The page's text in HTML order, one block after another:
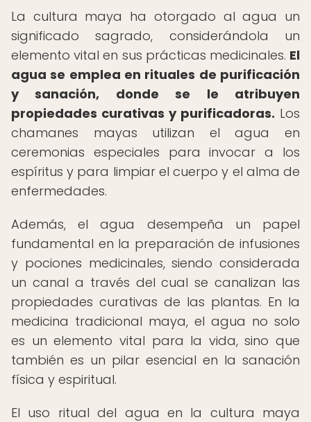
La cultura maya ha otorgado al agua un
significado sagrado, considerándola un
elemento vital en sus prácticas medicinales. El
agua se emplea en rituales de purificación
y sanación, donde se le atribuyen
propiedades curativas y purificadoras. Los
chamanes mayas utilizan el agua en
ceremonias especiales para invocar a los
espíritus y para limpiar el cuerpo y el alma de
enfermedades.
Además, el agua desempeña un papel
fundamental en la preparación de infusiones
y pociones medicinales, siendo considerada
un canal a través del cual se canalizan las
propiedades curativas de las plantas. En la
medicina tradicional maya, el agua no solo
es un elemento vital para la vida, sino que
también es un pilar esencial en la sanación
física y espiritual.
El uso ritual del agua en la cultura maya